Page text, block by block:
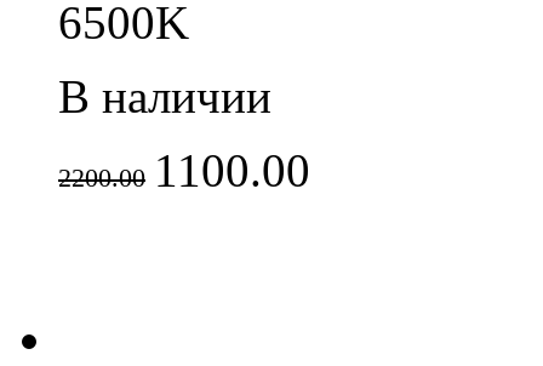
6500K
В наличии
2200.00 1100.00